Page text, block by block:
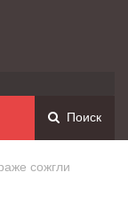
Поиск
сожгли